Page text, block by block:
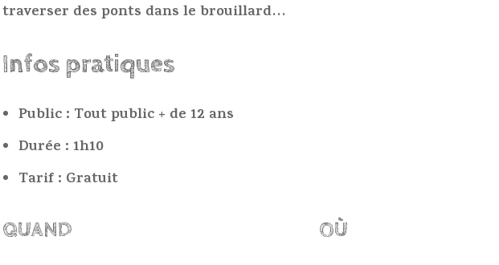
traverser des ponts dans le brouillard…
Infos pratiques
Public : Tout public + de 12 ans
Durée : 1h10
Tarif : Gratuit
QUAND OÙ